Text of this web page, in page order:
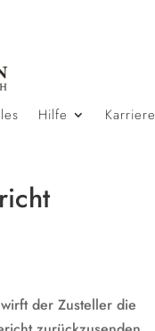
Hilfe Karriere
der Zusteller die